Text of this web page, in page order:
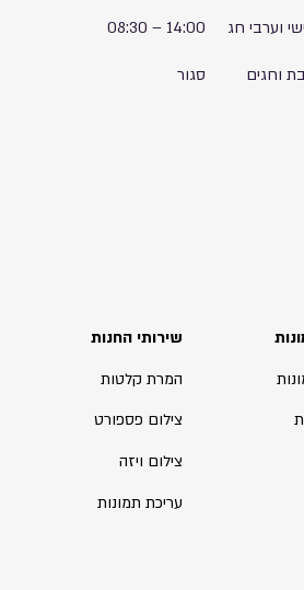
14:00
– וערבי חג
סגור וחגים
שירותי החנות
המרת קלטות
צילום פספורט
צילום ויזה
עריכת תמונות